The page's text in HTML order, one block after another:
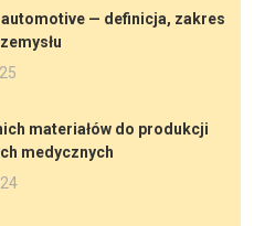
— definicja, zakres
materiałów do produkcji
medycznych